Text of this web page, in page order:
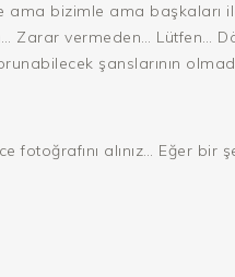
ama bizimle ama
vermeden… Lütfen…
şanslarının
alınız… Eğer bir